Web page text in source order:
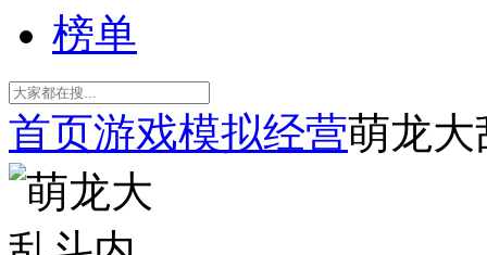
榜单
首页游戏模拟经营萌龙大